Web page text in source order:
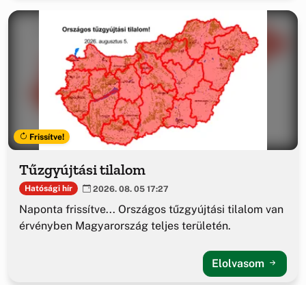
Frissítve!
Tűzgyújtási tilalom
Hatósági hír 2026. 08. 05 17:27
Naponta frissítve... Országos tűzgyújtási tilalom van
érvényben Magyarország teljes területén.
Elolvasom